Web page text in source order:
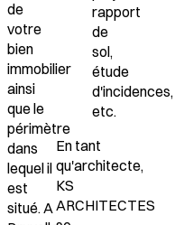
de
votre
bien
immobilier
ainsi
que le
périmètre
dans
lequel il
est
situé. A
rapport
de
sol,
étude
d'incidences,
etc.
En tant
qu'architecte,
KS
ARCHITECTES